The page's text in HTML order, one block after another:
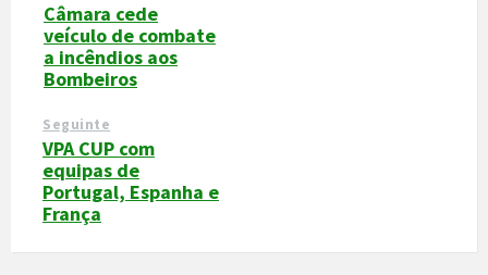
Câmara cede
veículo de combate
a incêndios aos
Bombeiros
Seguinte
VPA CUP com
equipas de
Portugal, Espanha e
França